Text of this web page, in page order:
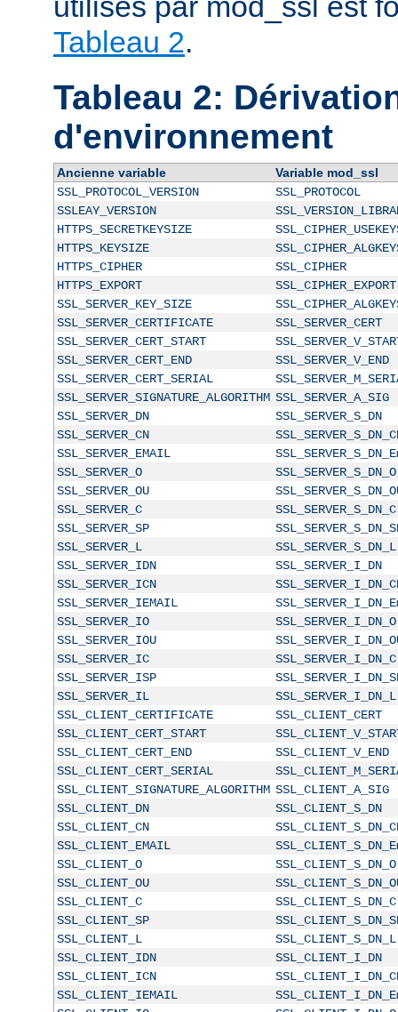
Tableau 2.
Tableau 2:
d'environnement
Ancienne variable
Variable mod_ssl
SSL_PROTOCOL_VERSION
SSL_PROTOCOL
SSLEAY_VERSION
HTTPS_SECRETKEYSIZE
HTTPS_KEYSIZE
HTTPS_CIPHER
SSL_CIPHER
HTTPS_EXPORT
SSL_CIPHER_EXPORT
SSL_SERVER_KEY_SIZE
SSL_SERVER_CERTIFICATE
SSL_SERVER_CERT
SSL_SERVER_CERT_START
SSL_SERVER_CERT_END
SSL_SERVER_V_END
SSL_SERVER_CERT_SERIAL
SSL_SERVER_SIGNATURE_ALGORITHM SSL_SERVER_A_SIG
SSL_SERVER_DN
SSL_SERVER_S_DN
SSL_SERVER_CN
SSL_SERVER_EMAIL
SSL_SERVER_O
SSL_SERVER_S_DN_O
SSL_SERVER_OU
SSL_SERVER_C
SSL_SERVER_S_DN_C
SSL_SERVER_SP
SSL_SERVER_L
SSL_SERVER_S_DN_L
SSL_SERVER_IDN
SSL_SERVER_I_DN
SSL_SERVER_ICN
SSL_SERVER_IEMAIL
SSL_SERVER_IO
SSL_SERVER_I_DN_O
SSL_SERVER_IOU
SSL_SERVER_IC
SSL_SERVER_I_DN_C
SSL_SERVER_ISP
SSL_SERVER_IL
SSL_SERVER_I_DN_L
SSL_CLIENT_CERTIFICATE
SSL_CLIENT_CERT
SSL_CLIENT_CERT_START
SSL_CLIENT_CERT_END
SSL_CLIENT_V_END
SSL_CLIENT_CERT_SERIAL
SSL_CLIENT_SIGNATURE_ALGORITHM SSL_CLIENT_A_SIG
SSL_CLIENT_DN
SSL_CLIENT_S_DN
SSL_CLIENT_CN
SSL_CLIENT_EMAIL
SSL_CLIENT_O
SSL_CLIENT_S_DN_O
SSL_CLIENT_OU
SSL_CLIENT_C
SSL_CLIENT_S_DN_C
SSL_CLIENT_SP
SSL_CLIENT_L
SSL_CLIENT_S_DN_L
SSL_CLIENT_IDN
SSL_CLIENT_I_DN
SSL_CLIENT_ICN
SSL_CLIENT_IEMAIL